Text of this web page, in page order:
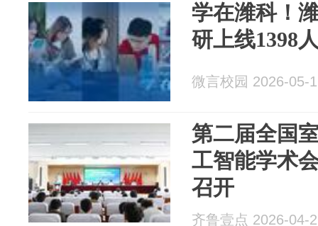
学在潍科！
研上线1398
微言校园 2026-05-
第二届全国
工智能学术
召开
齐鲁壹点 2026-04-